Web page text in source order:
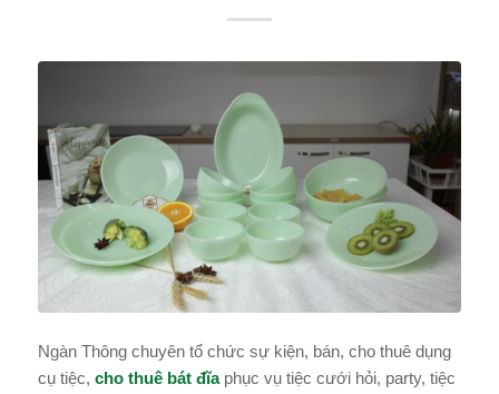
Ngàn Thông chuyên tổ chức sự kiện, bán, cho thuê dụng
cụ tiệc, cho thuê bát đĩaphục vụ tiệc cưới hỏi, party, tiệc